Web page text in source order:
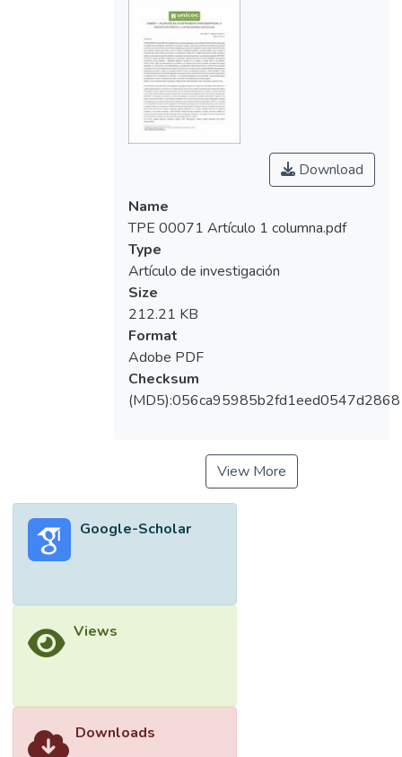
Download
Name
TPE 00071 Artículo 1 columna.pdf
Type
Artículo de investigación
Size
212.21 KB
Format
Adobe PDF
Checksum
View More
Google-Scholar
Views
Downloads